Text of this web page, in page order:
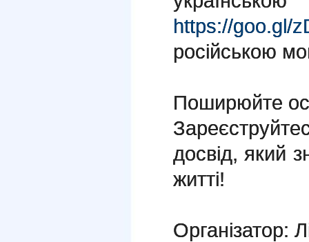
https://goo.gl/
російською
Поширюйте
досвід, який
житті!
Організатор: